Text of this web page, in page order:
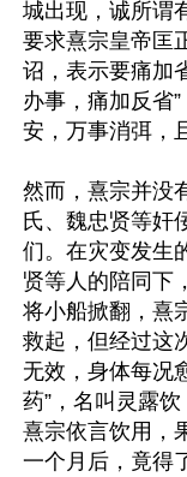
城出现，诚所谓
要求熹宗皇帝匡
诏，表示要痛加
办事，痛加反省
安，万事消弭，
然而，熹宗并没
氏、魏忠贤等奸
们。在灾变发生
贤等人的陪同下
将小船掀翻，熹
救起，但经过这
无效，身体每况
药”，名叫灵露
熹宗依言饮用，
一个月后，竟得